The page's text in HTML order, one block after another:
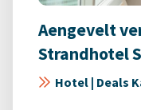
Aengevelt
Strandhotel
Hotel | Deals